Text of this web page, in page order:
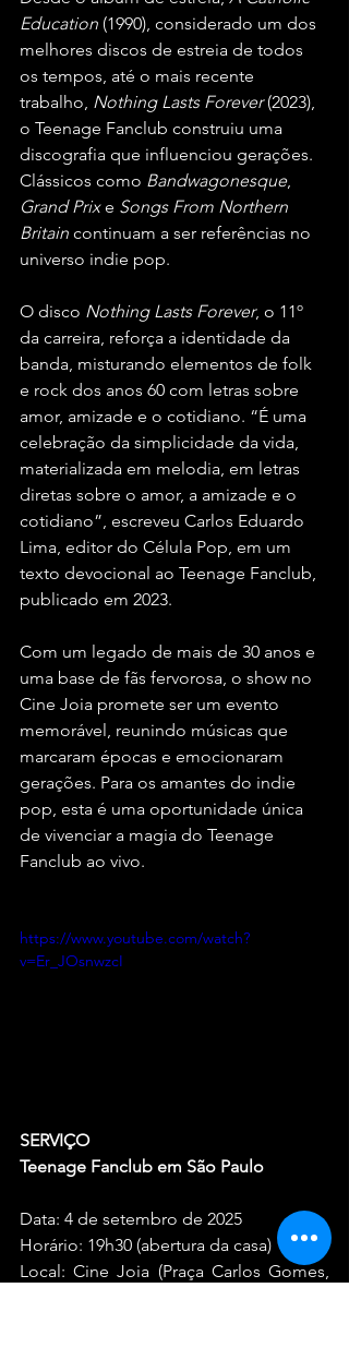
Education (1990), considerado um dos
melhores discos de estreia de todos
os tempos, até o mais recente
trabalho, Nothing Lasts Forever (2023),
o Teenage Fanclub construiu uma
discografia que influenciou gerações.
Clássicos como Bandwagonesque,
Grand Prix e Songs From Northern
Britain continuam a ser referências no
universo indie pop.
O disco Nothing Lasts Forever, o 11º
da carreira, reforça a identidade da
banda, misturando elementos de folk
e rock dos anos 60 com letras sobre
amor, amizade e o cotidiano. “É uma
celebração da simplicidade da vida,
materializada em melodia, em letras
diretas sobre o amor, a amizade e o
cotidiano”, escreveu Carlos Eduardo
Lima, editor do Célula Pop, em um
texto devocional ao Teenage Fanclub,
publicado em 2023.
Com um legado de mais de 30 anos e
uma base de fãs fervorosa, o show no
Cine Joia promete ser um evento
memorável, reunindo músicas que
marcaram épocas e emocionaram
gerações. Para os amantes do indie
pop, esta é uma oportunidade única
de vivenciar a magia do Teenage
Fanclub ao vivo.
https://www.youtube.com/watch?
v=Er_JOsnwzcI
SERVIÇO
Teenage Fanclub em São Paulo
Data: 4 de setembro de 2025
Horário: 19h30 (abertura da casa)
Local: Cine Joia (Praça Carlos Gomes,